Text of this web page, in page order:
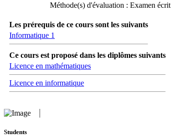
Méthode(s) d'évaluation : Examen écrit
Les prérequis de ce cours sont les suivants
Informatique 1
Ce cours est proposé dans les diplômes suivants
Licence en mathématiques
Licence en informatique
Students